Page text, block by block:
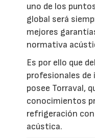
uno de los
global será
mejores
normativa
Es por ello que
profesionales de
posee Torraval,
conocimientos
refrigeración
acústica.